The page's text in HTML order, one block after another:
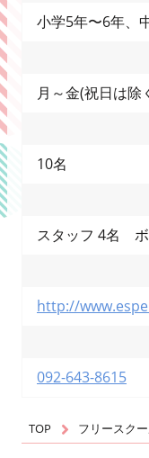
小学5年〜6年、
月～金(祝日は除
10名
スタッフ 4名 ボ
http://
092-643-8615
TOP フリースク